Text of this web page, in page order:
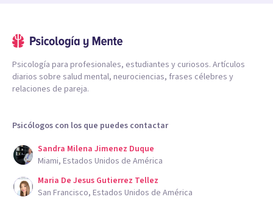
Psicología para profesionales, estudiantes y curiosos. Artículos
diarios sobre salud mental, neurociencias, frases célebres y
relaciones de pareja.
Psicólogos con los que puedes contactar
Sandra Milena Jimenez Duque
Miami, Estados Unidos de América
Maria De Jesus Gutierrez Tellez
San Francisco, Estados Unidos de América